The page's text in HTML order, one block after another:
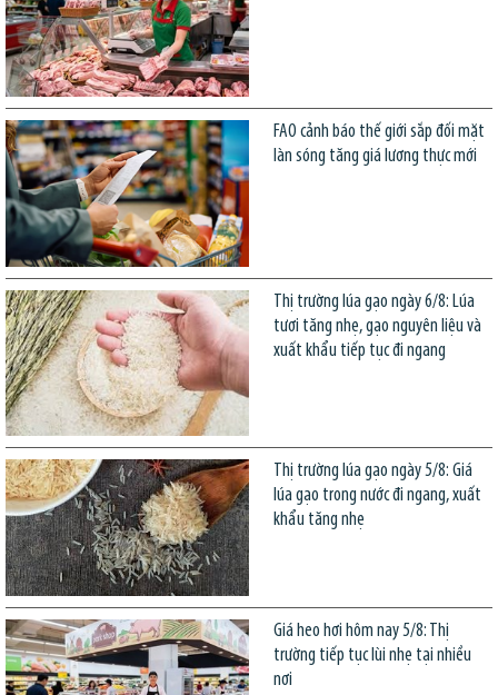
FAO cảnh báo thế giới sắp đối mặt
làn sóng tăng giá lương thực mới
Thị trường lúa gạo ngày 6/8: Lúa
tươi tăng nhẹ, gạo nguyên liệu và
xuất khẩu tiếp tục đi ngang
Thị trường lúa gạo ngày 5/8: Giá
lúa gạo trong nước đi ngang, xuất
khẩu tăng nhẹ
Giá heo hơi hôm nay 5/8: Thị
trường tiếp tục lùi nhẹ tại nhiều
nơi